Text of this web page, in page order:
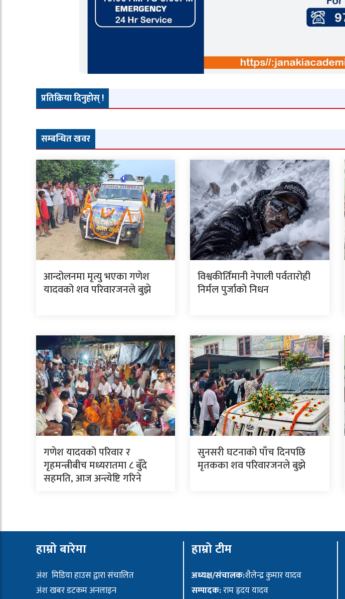
प्रतिक्रिया दिनुहोस् !
सम्बन्धित खवर
आन्दोलनमा मृत्यु भएका गणेश
यादवको शव परिवारजनले बुझे
विश्वकीर्तिमानी नेपाली पर्वतारोही
निर्मल पुर्जाको निधन
गणेश यादवको परिवार र
गृहमन्त्रीबीच मध्यरातमा ८ बुँदे
सहमति, आज अन्त्येष्टि गरिने
सुनसरी घटनाको पाँच दिनपछि
मृतकका शव परिवारजनले बुझे
हाम्रो बारेमा
अंश मिडिया हाउस द्वारा संचालित
अंश खबर डटकम अनलाइन
हाम्रो टीम
अध्यक्ष/संचालक:शैलेन्द्र कुमार यादव
सम्पादक:राम हृदय यादव